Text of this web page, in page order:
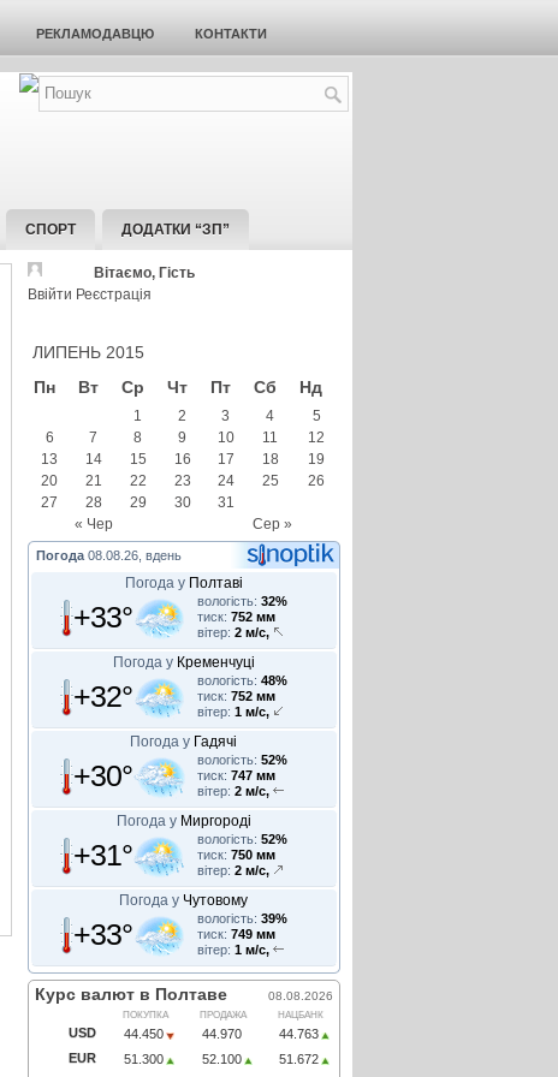
РЕКЛАМОДАВЦЮ КОНТАКТИ
СПОРТ ДОДАТКИ “ЗП”
Вітаємо, Гість
Ввійти Реєстрація
ЛИПЕНЬ 2015
Пн
Вт Ср Чт Пт Сб Нд
« Чер Сер »
1 2 3 4
5
6
7 8 9 10 11
12
13
14 15 16 17 18
19
20
21 22 23 24 25
26
27
28 29 30 31
Погода 08.08.26, вдень
Погода у Полтаві
+33° вологість: 32%
тиск: 752 мм
вітер: 2 м/с,
Погода у Кременчуці
+32° вологість: 48%
тиск: 752 мм
вітер: 1 м/с,
Погода у Гадячі
+30° вологість: 52%
тиск: 747 мм
вітер: 2 м/с,
Погода у Миргороді
+31° вологість: 52%
тиск: 750 мм
вітер: 2 м/с,
Погода у Чутовому
+33° вологість: 39%
тиск: 749 мм
вітер: 1 м/с,